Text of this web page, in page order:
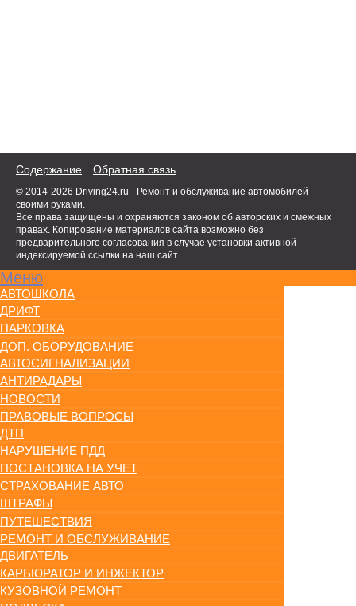
Содержание Обратная связь
© 2014-2026 Driving24.ru - Ремонт и обслуживание автомобилей
своими руками.
Все права защищены и охраняются законом об авторских и смежных
правах. Копирование материалов сайта возможно без
предварительного согласования в случае установки активной
индексируемой ссылки на наш сайт.
Меню
АВТОШКОЛА
ДРИФТ
ПАРКОВКА
ДОП. ОБОРУДОВАНИЕ
АВТОСИГНАЛИЗАЦИИ
АНТИРАДАРЫ
НОВОСТИ
ПРАВОВЫЕ ВОПРОСЫ
ДТП
НАРУШЕНИЕ ПДД
ПОСТАНОВКА НА УЧЕТ
СТРАХОВАНИЕ АВТО
ШТРАФЫ
ПУТЕШЕСТВИЯ
РЕМОНТ И ОБСЛУЖИВАНИЕ
ДВИГАТЕЛЬ
КАРБЮРАТОР И ИНЖЕКТОР
КУЗОВНОЙ РЕМОНТ